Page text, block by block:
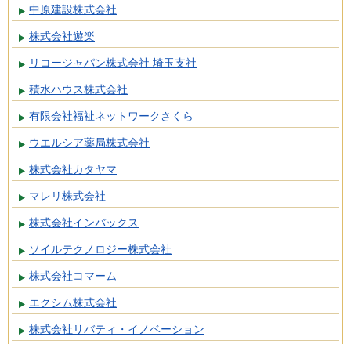
中原建設株式会社
株式会社遊楽
リコージャパン株式会社 埼玉支社
積水ハウス株式会社
有限会社福祉ネットワークさくら
ウエルシア薬局株式会社
株式会社カタヤマ
マレリ株式会社
株式会社インバックス
ソイルテクノロジー株式会社
株式会社コマーム
エクシム株式会社
株式会社リバティ・イノベーション